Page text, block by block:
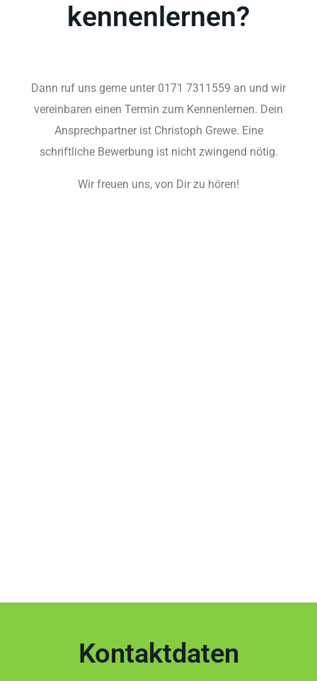
kennenlernen?
Dann ruf uns gerne unter 0171 7311559 an und wir
vereinbaren einen Termin zum Kennenlernen. Dein
Ansprechpartner ist Christoph Grewe. Eine
schriftliche Bewerbung ist nicht zwingend nötig.
Wir freuen uns, von Dir zu hören!
Kontaktdaten